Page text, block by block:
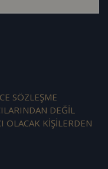
SÖZLEŞME
DEĞİL
OLACAK KİŞİLERDEN